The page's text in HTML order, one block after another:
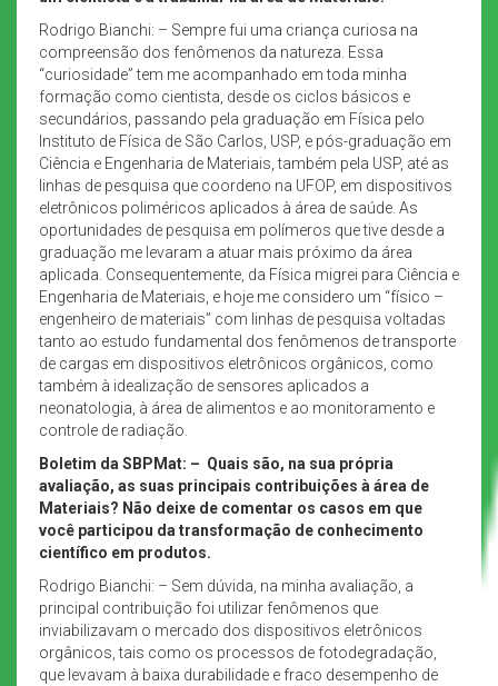
Rodrigo Bianchi: – Sempre fui uma criança curiosa na
compreensão dos fenômenos da natureza. Essa
“curiosidade” tem me acompanhado em toda minha
formação como cientista, desde os ciclos básicos e
secundários, passando pela graduação em Física pelo
Instituto de Física de São Carlos, USP, e pós-graduação em
Ciência e Engenharia de Materiais, também pela USP, até as
linhas de pesquisa que coordeno na UFOP, em dispositivos
eletrônicos poliméricos aplicados à área de saúde. As
oportunidades de pesquisa em polímeros que tive desde a
graduação me levaram a atuar mais próximo da área
aplicada. Consequentemente, da Física migrei para Ciência e
Engenharia de Materiais, e hoje me considero um “físico –
engenheiro de materiais” com linhas de pesquisa voltadas
tanto ao estudo fundamental dos fenômenos de transporte
de cargas em dispositivos eletrônicos orgânicos, como
também à idealização de sensores aplicados a
neonatologia, à área de alimentos e ao monitoramento e
controle de radiação.
Boletim da SBPMat: – Quais são, na sua própria
avaliação, as suas principais contribuições à área de
Materiais? Não deixe de comentar os casos em que
você participou da transformação de conhecimento
científico em produtos.
Rodrigo Bianchi: – Sem dúvida, na minha avaliação, a
principal contribuição foi utilizar fenômenos que
inviabilizavam o mercado dos dispositivos eletrônicos
orgânicos, tais como os processos de fotodegradação,
que levavam à baixa durabilidade e fraco desempenho de